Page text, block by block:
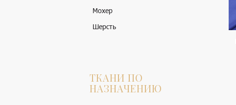
Мохер
Шерсть
ТКАНИ ПО
НАЗНАЧЕНИЮ